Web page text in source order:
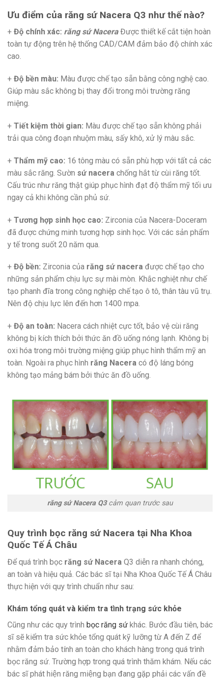
Ưu điểm của răng sứ Nacera Q3 như thế nào?
+ Độ chính xác: răng sứ NaceraĐược thiết kế cắt tiện hoàn
toàn tự động trên hệ thống CAD/CAM đảm bảo độ chính xác
cao.
+ Độ bền màu: Màu được chế tạo sẵn bằng công nghệ cao.
Giúp màu sắc không bị thay đổi trong môi trường răng
miệng.
+ Tiết kiệm thời gian: Màu được chế tạo sẵn không phải
trải qua công đoạn nhuộm màu, sấy khô, xử lý màu sắc.
+ Thẩm mỹ cao: 16 tông màu có sẵn phù hợp với tất cả các
màu sắc răng. Sườn sứ nacera chống hắt từ cùi răng tốt.
Cấu trúc như răng thật giúp phục hình đạt độ thẩm mỹ tối ưu
ngay cả khi không cần phủ sứ.
+ Tương hợp sinh học cao: Zirconia của Nacera-Doceram
đã được chứng minh tương hợp sinh học. Với các sản phẩm
y tế trong suốt 20 năm qua.
+ Độ bền: Zirconia của răng sứ nacera được chế tạo cho
những sản phẩm chịu lực sự mài mòn. Khắc nghiệt như chế
tạo phanh đĩa trong công nghiệp chế tạo ô tô, thân tàu vũ trụ.
Nên độ chịu lực lên đến hơn 1400 mpa.
+ Độ an toàn: Nacera cách nhiệt cực tốt, bảo vệ cùi răng
không bị kích thích bởi thức ăn đồ uống nóng lạnh. Không bị
oxi hóa trong môi trường miệng giúp phục hình thẩm mỹ an
toàn. Ngoài ra phục hình răng Nacera có độ láng bóng
không tạo mảng bám bởi thức ăn đồ uống.
răng sứ Nacera Q3cảm quan trước sau
Quy trình bọc răng sứ Nacera tại Nha Khoa
Quốc Tế Á Châu
Để quá trình bọc răng sứ Nacera Q3 diễn ra nhanh chóng,
an toàn và hiệu quả. Các bác sĩ tại Nha Khoa Quốc Tế Á Châu
thực hiện với quy trình chuẩn như sau:
Khám tổng quát và kiểm tra tình trạng sức khỏe
Cũng như các quy trình bọc răng sứ khác. Bước đầu tiên, bác
sĩ sẽ kiểm tra sức khỏe tổng quát kỹ lưỡng từ A đến Z để
nhằm đảm bảo tính an toàn cho khách hàng trong quá trình
bọc răng sứ. Trường hợp trong quá trình thăm khám. Nếu các
bác sĩ phát hiện răng miệng bạn đang gặp phải các vấn đề